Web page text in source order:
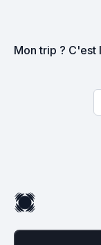
Mon trip ? C'est